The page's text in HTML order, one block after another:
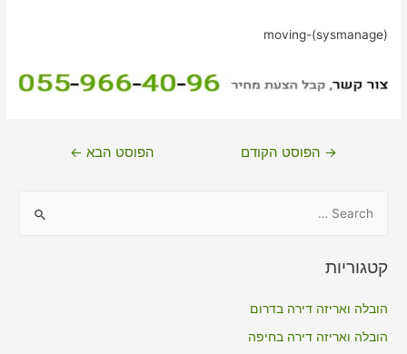
moving-(sysmanage)
ניווט→ הפוסט הקודם הפוסט הבא ←
r
קטגוריות
הובלה ואריזה דירה בדרום
הובלה ואריזה דירה בחיפה